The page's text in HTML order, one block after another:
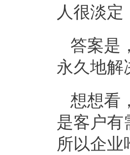
人很淡
答案是
永久地解
想想看
是客户有
所以企业